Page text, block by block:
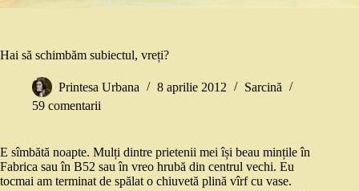
Hai să schimbăm subiectul, vreți?
Printesa Urbana 8 aprilie 2012
Sarcină
59 comentarii
E sîmbătă noapte. Mulți dintre prietenii mei își beau mințile în
Fabrica sau în B52 sau în vreo hrubă din centrul vechi. Eu
tocmai am terminat de spălat o chiuvetă plină vîrf cu vase.